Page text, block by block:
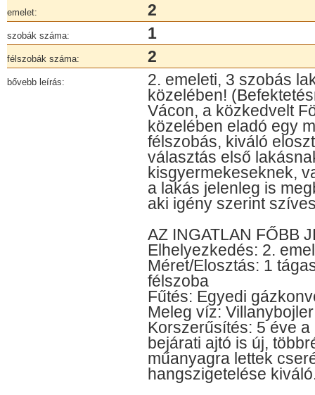
emelet: 2
szobák száma: 1
félszobák száma: 2
bővebb leírás:
2. emeleti, 3 szobás
közelében!
Vácon, a közkedvelt
közelében eladó egy
félszobás, kiváló
választás első
kisgyermekeseknek,
a lakás jelenleg is
aki igény szerint
AZ INGATLAN FŐBB
Elhelyezkedés: 2.
Méret/Elosztás: 1
félszoba
Fűtés: Egyedi
Meleg víz:
Korszerűsítés: 5 éve
bejárati ajtó is új,
műanyagra lettek
hangszigetelése